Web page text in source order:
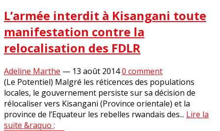
L’armée interdit à Kisangani toute
manifestation contre la
relocalisation des FDLR
Adeline Marthe — 13 août 20140 comment
(Le Potentiel) Malgré les réticences des populations
locales, le gouvernement persiste sur sa décision de
rélocaliser vers Kisangani (Province orientale) et la
province de l’Equateur les rebelles rwandais des... Lire la
suite &raquo ;